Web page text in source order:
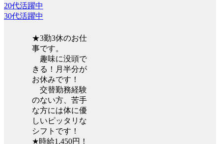
20代活躍中
30代活躍中
★3勤3休のお仕
事です。
趣味に没頭で
きる！月半分が
お休みです！
交替勤務経験
のない方、苦手
な方には体に優
しいピッタリな
シフトです！
★時給1,450円！